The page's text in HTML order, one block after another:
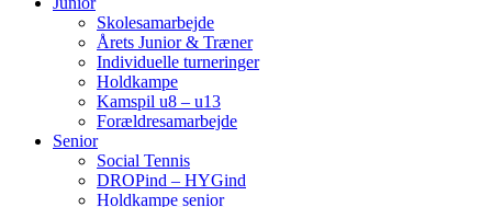
Skolesamarbejde
Årets Junior & Træner
Individuelle turneringer
Holdkampe
Kamspil u8 – u13
Forældresamarbejde
Senior
Social Tennis
DROPind – HYGind
Holdkampe senior